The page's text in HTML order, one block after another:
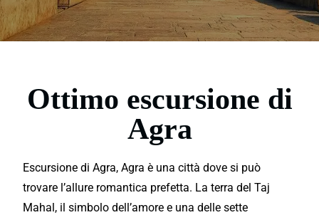
Ottimo escursione di
Agra
Escursione di Agra, Agra è una città dove si può
trovare l’allure romantica prefetta. La terra del Taj
Mahal, il simbolo dell’amore e una delle sette